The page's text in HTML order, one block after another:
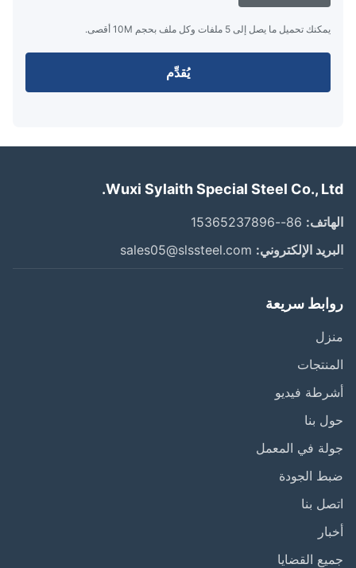
يمكنك تحميل ما يصل إلى 5 ملفات وكل ملف بحجم 10M أقصى.
Wuxi Sylaith Special Steel Co.,
86--15365237896
الإلكتروني: sales05@slssteel.com
سريعة
فيديو
بنا
في المعمل
الجودة
بنا
القضايا